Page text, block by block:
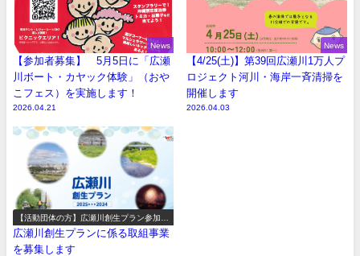
News
【参加者募集】 5月5日に「広瀬
川ボート・カヤック体験」（おや
こフェス）を実施します！
2026.04.21
News
【4/25(土)】第39回広瀬川1万人プ
ロジェクト河川・海岸一斉清掃を
開催します
2026.04.03
【活動団体の方】広瀬川創生プラン参加事
業の募集
広瀬川創生プランに係る取組事業
を募集します